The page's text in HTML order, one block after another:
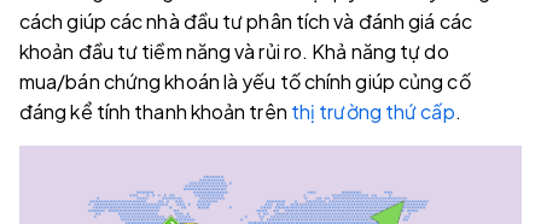
cách giúp các nhà đầu tư phân tích và đánh giá các
khoản đầu tư tiềm năng và rủi ro. Khả năng tự do
mua/bán chứng khoán là yếu tố chính giúp củng cố
đáng kể tính thanh khoản trên thị trường thứ cấp.